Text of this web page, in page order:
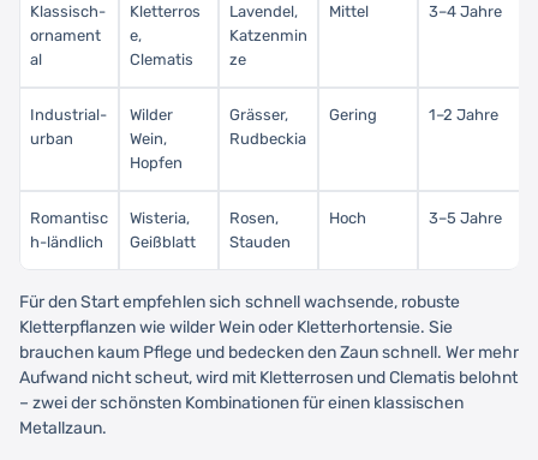
Klassisch-
ornament
al
Kletterros
e,
Clematis
Lavendel,
Katzenmin
ze
Mittel 3–4 Jahre
Industrial-
urban
Wilder
Wein,
Hopfen
Grässer,
Rudbeckia
Gering 1–2 Jahre
Romantisc
h-ländlich
Wisteria,
Geißblatt
Rosen,
Stauden
Hoch 3–5 Jahre
Für den Start empfehlen sich schnell wachsende, robuste
Kletterpflanzen wie wilder Wein oder Kletterhortensie. Sie
brauchen kaum Pflege und bedecken den Zaun schnell. Wer mehr
Aufwand nicht scheut, wird mit Kletterrosen und Clematis belohnt
– zwei der schönsten Kombinationen für einen klassischen
Metallzaun.